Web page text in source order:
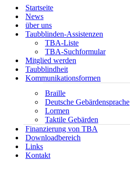
Startseite
News
über uns
Taubblinden-Assistenzen
TBA-Liste
TBA-Suchformular
Mitglied werden
Taubblindheit
Kommunikationsformen
Braille
Deutsche Gebärdensprache
Lormen
Taktile Gebärden
Finanzierung von TBA
Downloadbereich
Links
Kontakt